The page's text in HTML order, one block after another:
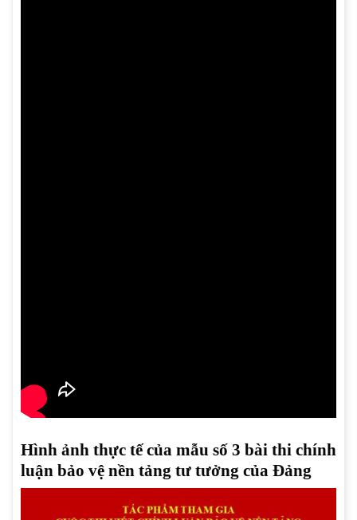
Hình ảnh thực tế của mẫu số 3 bài thi chính
luận bảo vệ nền tảng tư tưởng của Đảng